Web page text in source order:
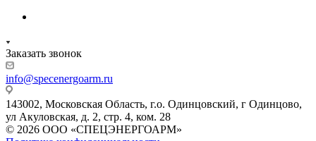
Заказать звонок
info@specenergoarm.ru
143002, Московская Область, г.о. Одинцовский, г Одинцово,
ул Акуловская, д. 2, стр. 4, ком. 28
© 2026 ООО «СПЕЦЭНЕРГОАРМ»